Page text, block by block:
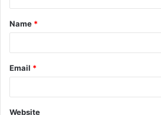
Name *
Email *
Website